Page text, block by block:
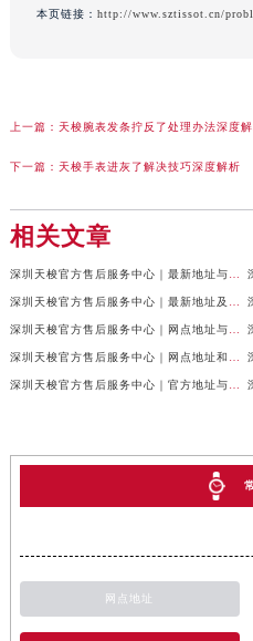
本页链接： http://www.sztissot.cn/
上一篇： 天梭腕表发条拧反了处理办法深度
下一篇： 天梭手表进灰了解决技巧深度解析
相关文章
网点地址